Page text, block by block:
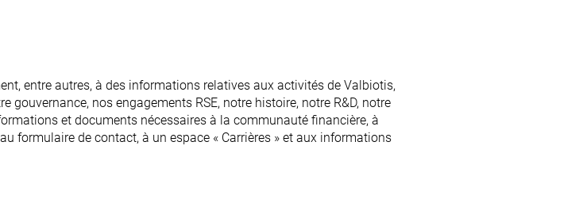
entre autres, à des informations relatives aux activités de Valbiotis,
nos engagements RSE, notre histoire, notre R&D, notre
et documents nécessaires à la communauté financière, à
formulaire de contact, à un espace « Carrières » et aux informations